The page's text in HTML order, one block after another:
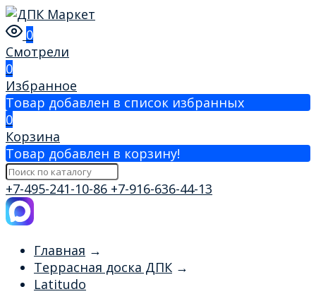
0
Смотрели
0
Избранное
Товар добавлен в список избранных
0
Корзина
Товар добавлен в корзину!
+7-495-241-10-86 +7-916-636-44-13
Главная →
Террасная доска ДПК →
Latitudo